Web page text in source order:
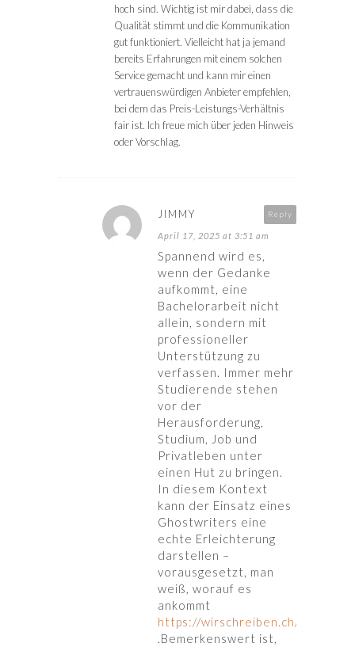
hoch sind. Wichtig ist mir dabei, dass die
Qualität stimmt und die Kommunikation
gut funktioniert. Vielleicht hat ja jemand
bereits Erfahrungen mit einem solchen
Service gemacht und kann mir einen
vertrauenswürdigen Anbieter empfehlen,
bei dem das Preis-Leistungs-Verhältnis
fair ist. Ich freue mich über jeden Hinweis
oder Vorschlag.
Reply
JIMMY
April 17, 2025 at 3:51 am
Spannend wird es,
wenn der Gedanke
aufkommt, eine
Bachelorarbeit nicht
allein, sondern mit
professioneller
Unterstützung zu
verfassen. Immer mehr
Studierende stehen
vor der
Herausforderung,
Studium, Job und
Privatleben unter
einen Hut zu bringen.
In diesem Kontext
kann der Einsatz eines
Ghostwriters eine
echte Erleichterung
darstellen –
vorausgesetzt, man
weiß, worauf es
ankommt
https://wirschreiben.ch/
.Bemerkenswert ist,